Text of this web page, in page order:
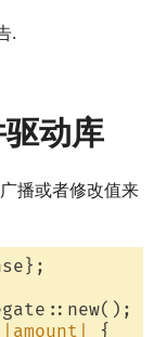
.
动库
播或者修改值来
|amount|
{